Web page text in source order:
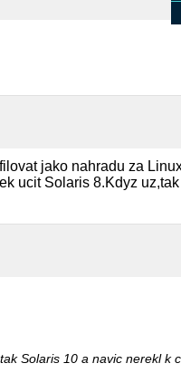
jako nahradu za
ucit Solaris 8.Kdyz
Solaris 10 a navic nerekl k